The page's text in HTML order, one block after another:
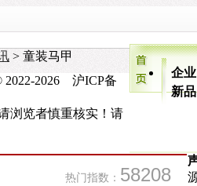
企业
新品
> 童装马甲
热门指数： 58208
2022-2026 沪ICP备
浏览者慎重核实！请